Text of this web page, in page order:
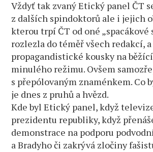
Vždyť tak zvaný Etický panel ČT
z dalších spindoktorů ale i jejich
kterou trpí ČT od oné „spacákové
rozlezla do téměř všech redakcí,
propagandistické kousky na
minulého režimu. Ovšem
s přepólovaným znaménkem. Co
je dnes z pruhů a hvězd.
Kde byl Etický panel, když
prezidentu republiky, když
demonstrace na podporu
a Bradyho či zakrývá zločiny